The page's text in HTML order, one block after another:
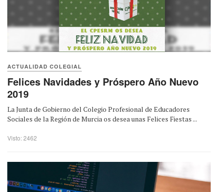
ACTUALIDAD COLEGIAL
Felices Navidades y Próspero Año Nuevo
2019
La Junta de Gobierno del Colegio Profesional de Educadores
Sociales de la Región de Murcia os desea unas Felices Fiestas ...
Visto: 2462